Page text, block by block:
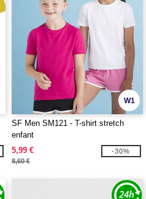
W1
SF Men SM121 - T-shirt stretch
enfant
5,99 €
8,60 €
-30%